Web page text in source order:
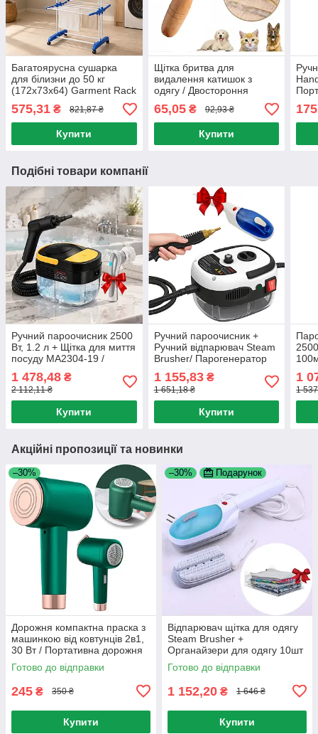
Багатоярусна сушарка
для білизни до 50 кг
(172х73х64) Garment Rack
сушка для одягу та
білизни
575,31 ₴ 821,87 ₴
Купити
Щітка бритва для
видалення катишок з
одягу / Двостороння
видалення шерсті тварин
65,05₴ 92,93 ₴
Купити
175
Подібні товари компанії
Ручний пароочисник 2500
Вт, 1.2 л + Щітка для миття
посуду MA2304-19 /
прибирання / Паровий
очищувач
1 478,48 ₴
2 112,11 ₴
Купити
Ручний пароочисник +
Ручний відпарювач Steam
Brusher/ Парогенератор
Пароочисник для дому
1 155,83₴
1 651,18 ₴
Купити
1
1
Акційні пропозиції та новинки
–30%
Дорожня компактна праска з
машинкою від ковтунців 2в1,
30 Вт / Портативна дорожня
праска
Готово до відправки
245 ₴ 350 ₴
Купити
–30% Подарунок
Відпарювач щітка для одягу
Steam Brusher +
Органайзери для одягу 10шт
EZSTAX / Парова праска
Готово до відправки
1 152,20 ₴ 1 646 ₴
Купити